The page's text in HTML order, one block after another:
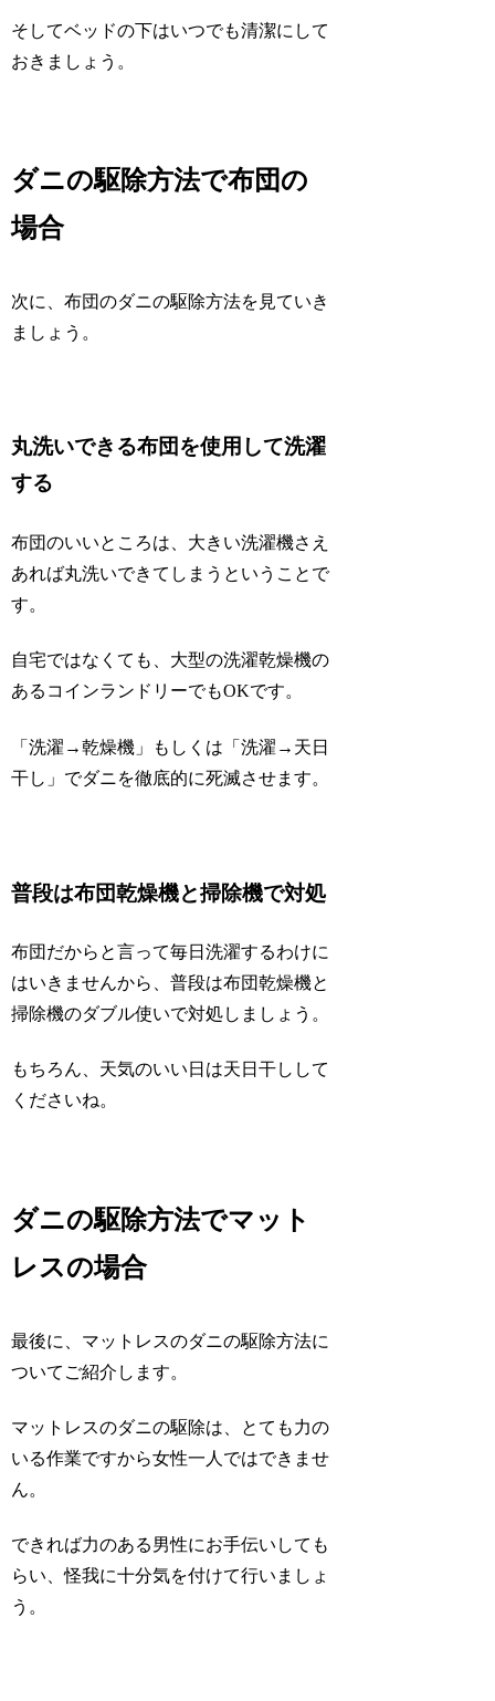
そしてベッドの下はいつでも清潔にして
おきましょう。
ダニの駆除方法で布団の
場合
次に、布団のダニの駆除方法を見ていき
ましょう。
丸洗いできる布団を使用して洗濯
する
布団のいいところは、大きい洗濯機さえ
あれば丸洗いできてしまうということで
す。
自宅ではなくても、大型の洗濯乾燥機の
あるコインランドリーでもOKです。
「洗濯→乾燥機」もしくは「洗濯→天日
干し」でダニを徹底的に死滅させます。
普段は布団乾燥機と掃除機で対処
布団だからと言って毎日洗濯するわけに
はいきませんから、普段は布団乾燥機と
掃除機のダブル使いで対処しましょう。
もちろん、天気のいい日は天日干しして
くださいね。
ダニの駆除方法でマット
レスの場合
最後に、マットレスのダニの駆除方法に
ついてご紹介します。
マットレスのダニの駆除は、とても力の
いる作業ですから女性一人ではできませ
ん。
できれば力のある男性にお手伝いしても
らい、怪我に十分気を付けて行いましょ
う。